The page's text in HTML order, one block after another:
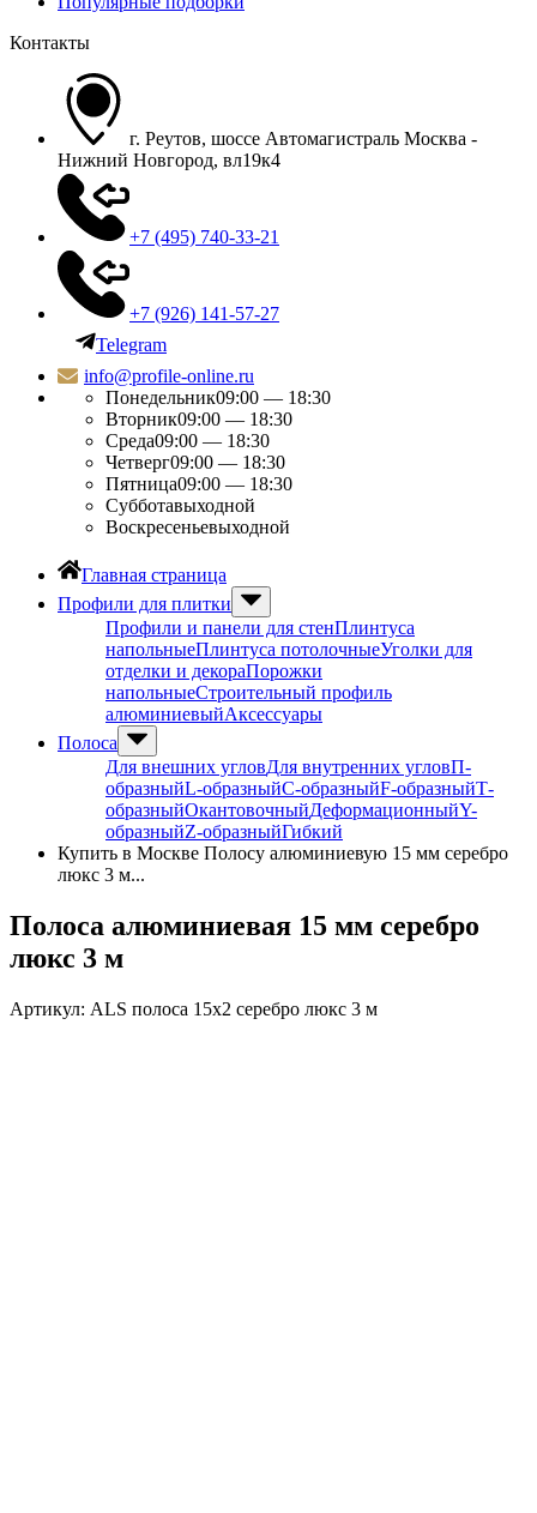
Контакты
г. Реутов, шоссе Автомагистраль Москва -
Нижний Новгород, вл19к4
+7 (495) 740-33-21
+7 (926) 141-57-27
Telegram
info@profile-online.ru
Понедельник09:00 — 18:30
Вторник09:00 — 18:30
Среда09:00 — 18:30
Четверг09:00 — 18:30
Пятница09:00 — 18:30
Субботавыходной
Воскресеньевыходной
Главная страница
Профили для плитки
Профили и панели для стенПлинтуса
напольныеПлинтуса потолочныеУголки для
отделки и декораПорожки
напольныеСтроительный профиль
алюминиевыйАксессуары
Полоса
Для внешних угловДля внутренних угловП-
образныйL-образныйС-образныйF-образныйТ-
образныйОкантовочныйДеформационныйY-
образныйZ-образныйГибкий
Купить в Москве Полосу алюминиевую 15 мм серебро
люкс 3 м...
Полоса алюминиевая 15 мм серебро
люкс 3 м
Артикул: ALS полоса 15х2 серебро люкс 3 м